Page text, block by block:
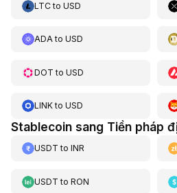
LTCto USD
ADAto USD
DOT to USD
LINKto USD
Stablecoin sang Tiền pháp
USDT to INR
USDT to RON